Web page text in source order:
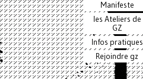
Manifeste
les Ateliers de
GZ
Infos pratiques
Rejoindre gz